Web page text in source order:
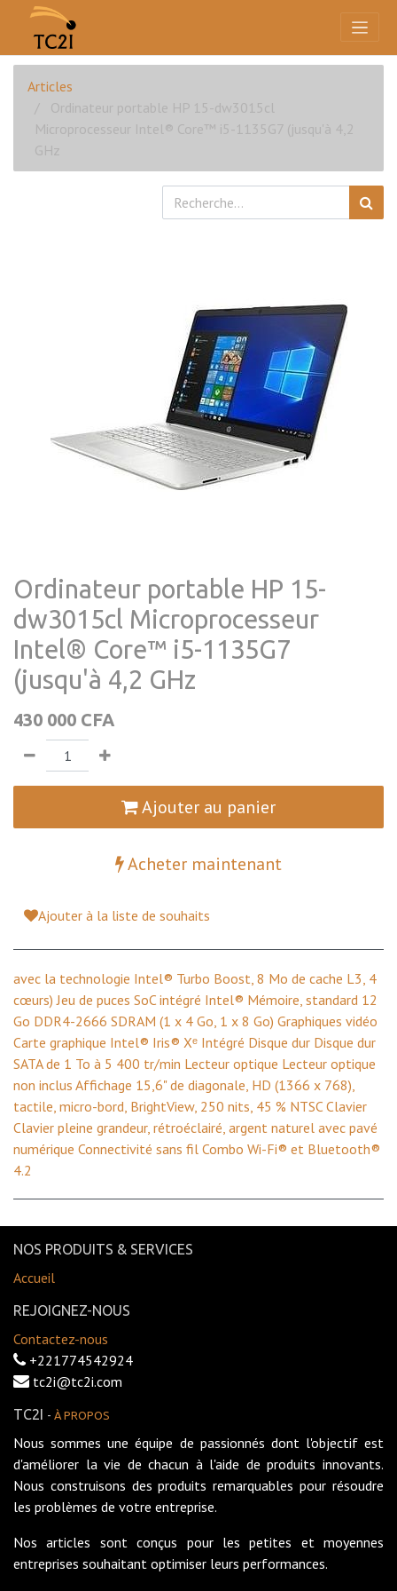
Articles
Ordinateur portable HP 15-dw3015cl
Microprocesseur Intel® Core™ i5-1135G7 (jusqu'à 4,2
GHz
Ordinateur portable HP 15-
dw3015cl Microprocesseur
Intel® Core™ i5-1135G7
(jusqu'à 4,2 GHz
430 000 CFA
Ajouter au panier
Acheter maintenant
Ajouter à la liste de souhaits
avec la technologie Intel® Turbo Boost, 8 Mo de cache L3, 4
cœurs) Jeu de puces SoC intégré Intel® Mémoire, standard 12
Go DDR4-2666 SDRAM (1 x 4 Go, 1 x 8 Go) Graphiques vidéo
Carte graphique Intel® Iris® Xᵉ Intégré Disque dur Disque dur
SATA de 1 To à 5 400 tr/min Lecteur optique Lecteur optique
non inclus Affichage 15,6" de diagonale, HD (1366 x 768),
tactile, micro-bord, BrightView, 250 nits, 45 % NTSC Clavier
Clavier pleine grandeur, rétroéclairé, argent naturel avec pavé
numérique Connectivité sans fil Combo Wi-Fi® et Bluetooth®
4.2
NOS PRODUITS & SERVICES
Accueil
REJOIGNEZ-NOUS
Contactez-nous
+221774542924
tc2i@tc2i.com
TC2I - À PROPOS
Nous sommes une équipe de passionnés dont l'objectif est
d'améliorer la vie de chacun à l'aide de produits innovants.
Nous construisons des produits remarquables pour résoudre
les problèmes de votre entreprise.
Nos articles sont conçus pour les petites et moyennes
entreprises souhaitant optimiser leurs performances.